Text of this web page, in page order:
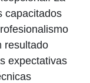
capacitados
resultado
expectativas